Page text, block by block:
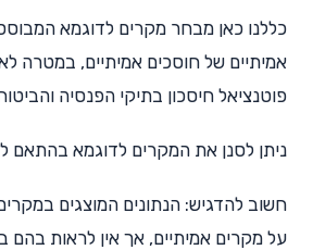
כללנו כאן מבחר מקרים לדוגמא
אמיתיים של חוסכים אמיתיים, במטרה
פוטנציאל חיסכון בתיקי הפנסיה
ניתן לסנן את המקרים לדוגמא בהתאם
חשוב להדגיש: הנתונים המוצגים
על מקרים אמיתיים, אך אין לראות בהם